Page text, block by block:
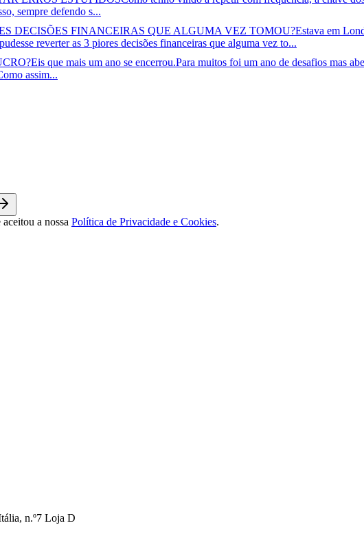
sempre defendo s...
DECISÕES FINANCEIRAS QUE ALGUMA VEZ TOMOU?Estava em
reverter as 3 piores decisões financeiras que alguma vez to...
Eis que mais um ano se encerrou.Para muitos foi um ano de desafios mas
assim...
a nossa Política de Privacidade e Cookies.
n.º7 Loja D